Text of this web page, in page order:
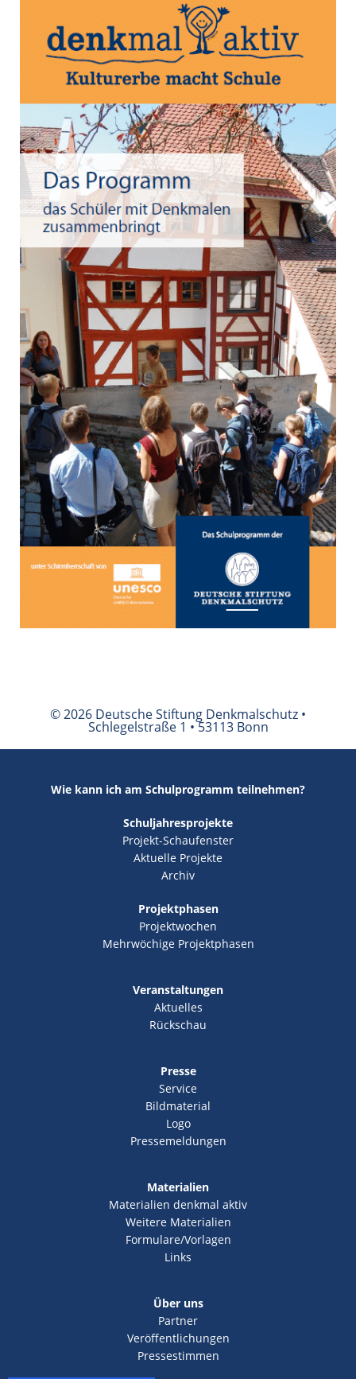
© 2026 Deutsche Stiftung Denkmalschutz •
Schlegelstraße 1 • 53113 Bonn
Wie kann ich am Schulprogramm teilnehmen?
Schuljahresprojekte
Projekt-Schaufenster
Aktuelle Projekte
Archiv
Projektphasen
Projektwochen
Mehrwöchige Projektphasen
Veranstaltungen
Aktuelles
Rückschau
Presse
Service
Bildmaterial
Logo
Pressemeldungen
Materialien
Materialien denkmal aktiv
Weitere Materialien
Formulare/Vorlagen
Links
Über uns
Partner
Veröffentlichungen
Pressestimmen